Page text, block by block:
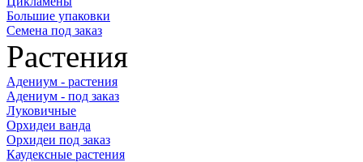
Большие упаковки
Семена под заказ
Растения
Адениум - растения
Адениум - под заказ
Луковичные
Орхидеи ванда
Орхидеи под заказ
Каудексные растения